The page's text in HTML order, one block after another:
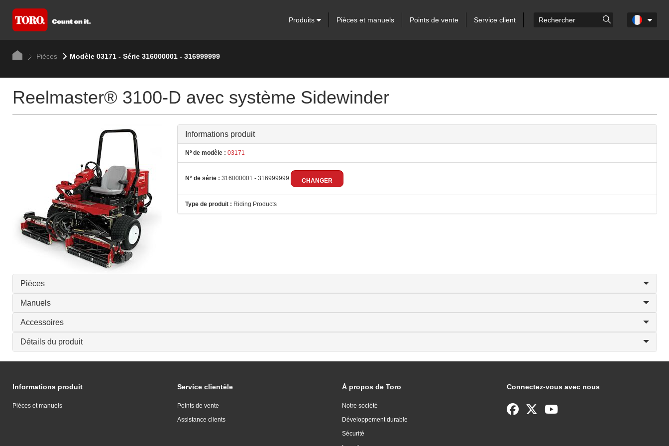
Produits Pièces et manuels Points de vente Service client
Pièces Modèle 03171 - Série 316000001 - 316999999
Reelmaster® 3100-D avec système Sidewinder
Informations produit
Nº de modèle : 03171
N° de série : 316000001 - 316999999 CHANGER
Type de produit : Riding Products
Pièces
Manuels
Accessoires
Détails du produit
Informations produit
Pièces et manuels
Service clientèle
Points de vente
Assistance clients
À propos de Toro
Notre société
Développement durable
Sécurité
Connectez-vous avec nous